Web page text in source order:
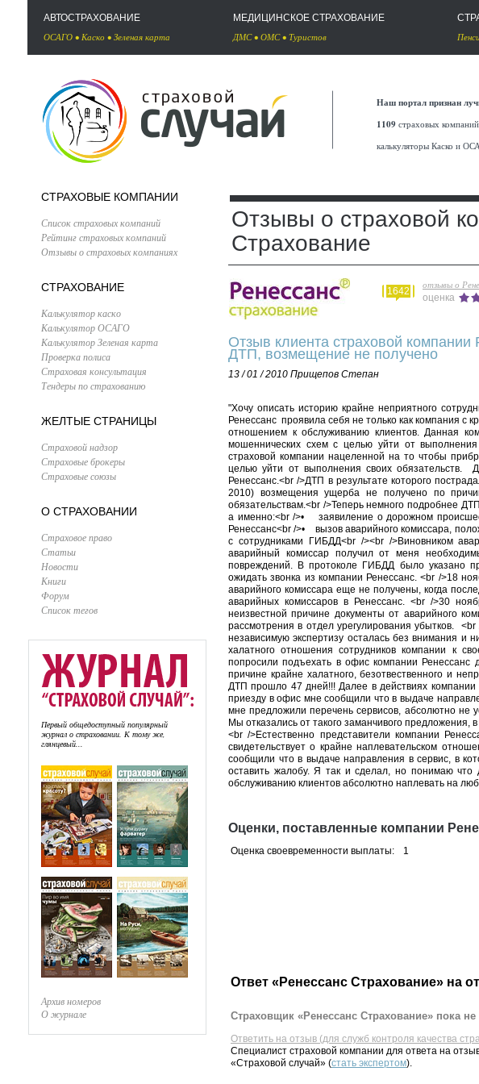
АВТОСТРАХОВАНИЕ
ОСАГО • Каско • Зеленая карта
МЕДИЦИНСКОЕ СТРАХОВАНИЕ
ДМС• ОМС• Туристов
Наш портал признан
1109 страховых компаний
калькуляторы Каско и
СТРАХОВЫЕ КОМПАНИИ
Список страховых компаний
Рейтинг страховых компаний
Отзывы о страховых компаниях
СТРАХОВАНИЕ
Калькулятор каско
Калькулятор ОСАГО
Калькулятор Зеленая карта
Проверка полиса
Страховая консультация
Тендеры по страхованию
ЖЕЛТЫЕ СТРАНИЦЫ
Страховой надзор
Страховые брокеры
Страховые союзы
О СТРАХОВАНИИ
Страховое право
Статьи
Новости
Книги
Форум
Список тегов
Первый общедоступный популярный
журнал о страховании. К тому же,
глянцевый...
Архив номеров
О журнале
Отзывы о страховой
Страхование
1642
отзывы о
оценка
Отзыв клиента страховой
ДТП, возмещение не получено
13 / 01 / 2010 Прищепов Степан
"Хочу описать историю крайне неприятного
Ренессанс проявила себя не только как компания
отношением к обслуживанию клиентов. Данная
мошеннических схем с целью уйти от
страховой компании нацеленной на то чтобы
целью уйти от выполнения своих обязательств.
Ренессанс.<br />ДТП в результате которого
2010) возмещения ущерба не получено по
обязательствам.<br />Теперь немного подробнее
а именно:<br />• заявиление о дорожном
Ренессанс<br />• вызов аварийного комиссара,
с сотрудниками ГИБДД<br /><br />Виновником
аварийный комиссар получил от меня
повреждений. В протоколе ГИБДД было указано
ожидать звонка из компании Ренессанс. <br />18
аварийного комиссара еще не получены, когда
аварийных комиссаров в Ренессанс. <br />30
неизвестной причине документы от аварийного
рассмотрения в отдел урегулирования убытков.
независимую экспертизу осталась без внимания и
халатного отношения сотрудников компании к
попросили подъехать в офис компании
причине крайне халатного, безотвественного и
ДТП прошло 47 дней!!! Далее в действиях компании
приезду в офис мне сообщили что в выдаче
мне предложили перечень сервисов, абсолютно не
Мы отказались от такого заманчивого
<br />Естественно представители компании
свидетельствует о крайне наплевательском
сообщили что в выдаче направления в сервис, в
оставить жалобу. Я так и сделал, но понимаю
обслуживанию клиентов абсолютно наплевать на
Оценки, поставленные компании
Оценка своевременности выплаты: 1
Ответ «Ренессанс Страхование» на
Страховщик «Ренессанс Страхование» пока
Ответить на отзыв (для служб контроля качества
Специалист страховой компании для ответа на
«Страховой случай» (стать экспертом).